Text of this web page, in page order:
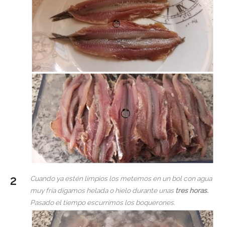
Cuando ya estén limpios los metemos en un bol con agua
muy fría digamos helada o hielo durante unastres horas.
Pasado el tiempo escurrimos los boquerones.